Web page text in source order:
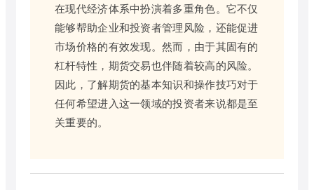
在现代经济体系中扮演着多重角色。它不仅
能够帮助企业和投资者管理风险，还能促进
市场价格的有效发现。然而，由于其固有的
杠杆特性，期货交易也伴随着较高的风险。
因此，了解期货的基本知识和操作技巧对于
任何希望进入这一领域的投资者来说都是至
关重要的。